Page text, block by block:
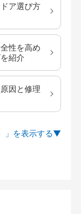
ア選び方
性を高め
紹介
因と修理
」を